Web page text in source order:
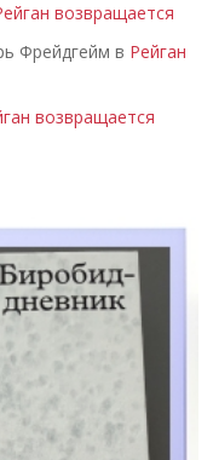
возвращается
Фрейдгейм в Рейган
возвращается